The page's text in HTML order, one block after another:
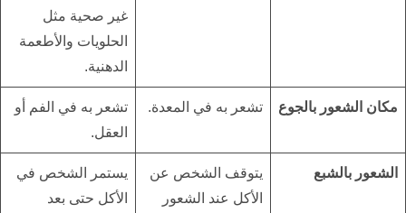
غير صحية مثل
الحلويات والأطعمة
الدهنية.
مكان الشعور بالجوع تشعر به في المعدة.
تشعر به في الفم أو
العقل.
الشعور بالشبع
يتوقف الشخص عن
الأكل عند الشعور
يستمر الشخص في
الأكل حتى بعد